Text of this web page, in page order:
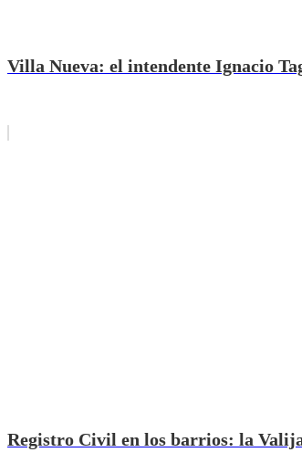
Villa Nueva: el intendente Ignacio
Registro Civil en los barrios: la